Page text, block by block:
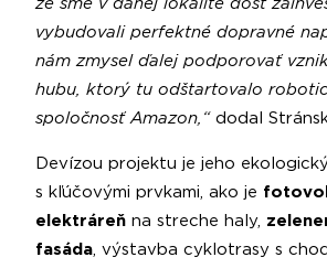
že sme v danej lokalite dosť
vybudovali perfektné dopravné
nám zmysel ďalej podporovať
hubu, ktorý tu odštartovalo
spoločnosť Amazon,“ dodal
Devízou projektu je jeho
s kľúčovými prvkami, ako je
elektráreň na streche haly,
fasáda výstavba cyklotrasy s